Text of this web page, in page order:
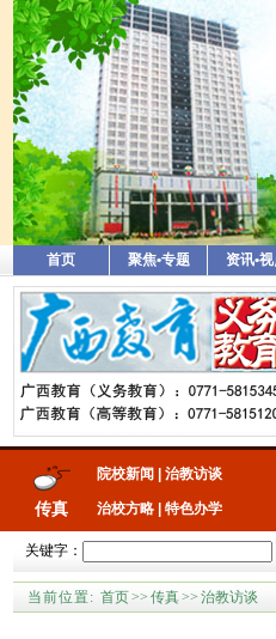
首页 聚焦•专题 资讯•
传真
院校新闻 治教访谈
治校方略 特色办学
关键字：
当前位置: 首页>> 传真>> 治教访谈